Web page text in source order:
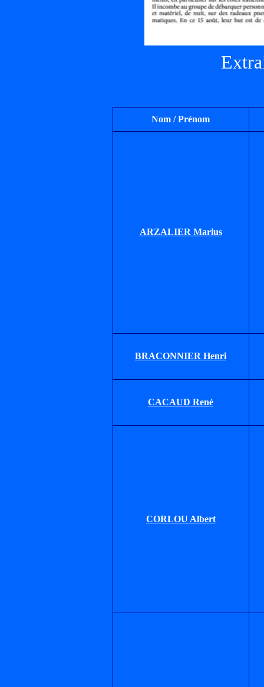
Nom / Prénom
ARZALIER Marius
BRACONNIER Henri
CACAUD René
CORLOU Albert